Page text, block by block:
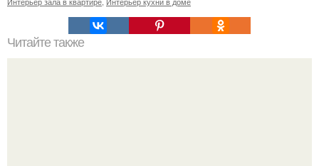
Читайте также